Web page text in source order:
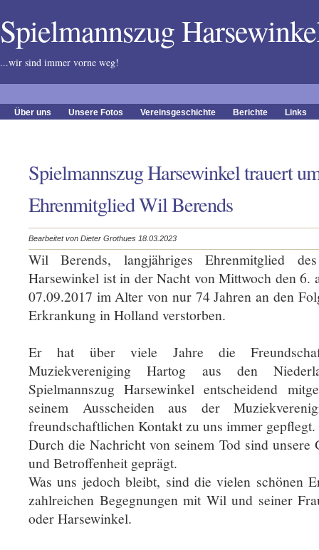
Spielmannszug
...wir sind immer vorne weg!
Über uns Unsere Fotos Vereinsgeschichte Berichte Links
Spielmannszug Harsewinkel trauert
Ehrenmitglied Wil Berends
Bearbeitet von Dieter Grothues 18.03.2023
Wil Berends, langjähriges Ehrenmitglied des
Harsewinkel ist in der Nacht von Mittwoch den 6.
07.09.2017 im Alter von nur 74 Jahren an den
Erkrankung in Holland verstorben.
Er hat über viele Jahre die
Muziekvereniging Hartog aus den
Spielmannszug Harsewinkel entscheidend
seinem Ausscheiden aus der
freundschaftlichen Kontakt zu uns immer gepflegt.
Durch die Nachricht von seinem Tod sind unsere
und Betroffenheit geprägt.
Was uns jedoch bleibt, sind die vielen schönen
zahlreichen Begegnungen mit Wil und seiner
oder Harsewinkel.